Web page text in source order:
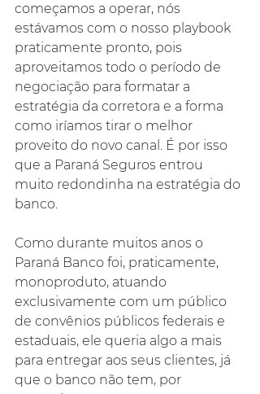
começamos a operar, nós
estávamos com o nosso playbook
praticamente pronto, pois
aproveitamos todo o período de
negociação para formatar a
estratégia da corretora e a forma
como iríamos tirar o melhor
proveito do novo canal. É por isso
que a Paraná Seguros entrou
muito redondinha na estratégia do
banco.
Como durante muitos anos o
Paraná Banco foi, praticamente,
monoproduto, atuando
exclusivamente com um público
de convênios públicos federais e
estaduais, ele queria algo a mais
para entregar aos seus clientes, já
que o banco não tem, por